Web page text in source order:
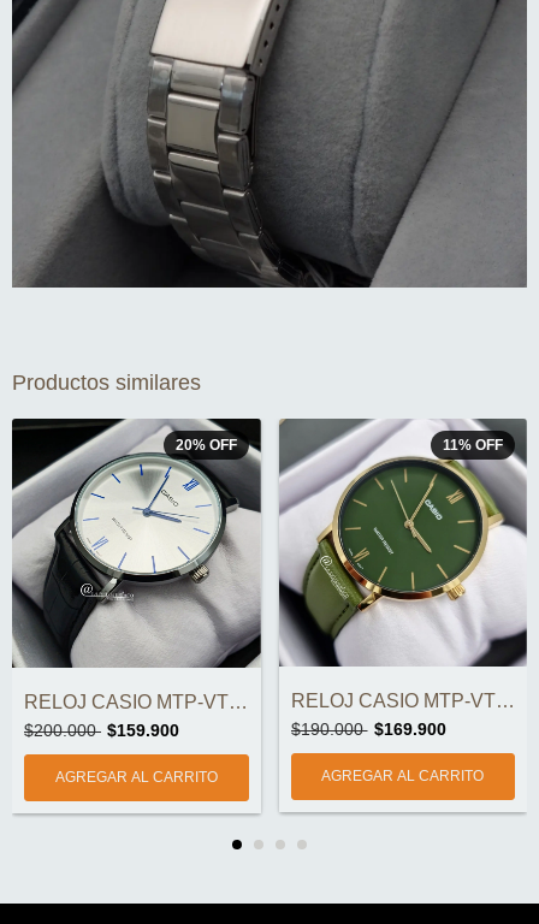
Productos similares
20% OFF
RELOJ CASIO MTP-VT01L-7B1UDF ORIGINAL
$200.000 $159.900
11% OFF
RELOJ CASIO MTP-VT01GL-3BUDF ORIGINAL
$190.000 $169.900